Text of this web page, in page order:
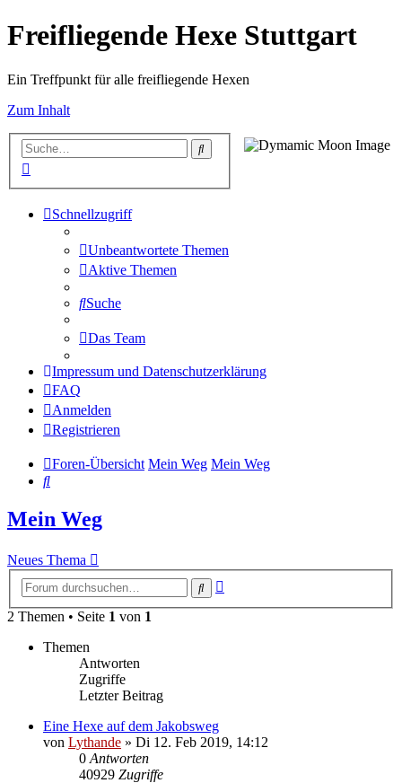
Freifliegende Hexe Stuttgart
Ein Treffpunkt für alle freifliegende Hexen
Zum Inhalt
Suche
Schnellzugriff
Unbeantwortete Themen
Aktive Themen
Suche
Das Team
Impressum und Datenschutzerklärung
FAQ
Anmelden
Registrieren
Foren-Übersicht Mein Weg Mein Weg
Suche
Mein Weg
Neues Thema
Suche
2 Themen • Seite 1 von 1
Themen
Antworten
Zugriffe
Letzter Beitrag
Eine Hexe auf dem Jakobsweg
von Lythande » Di 12. Feb 2019, 14:12
0 Antworten
40929 Zugriffe